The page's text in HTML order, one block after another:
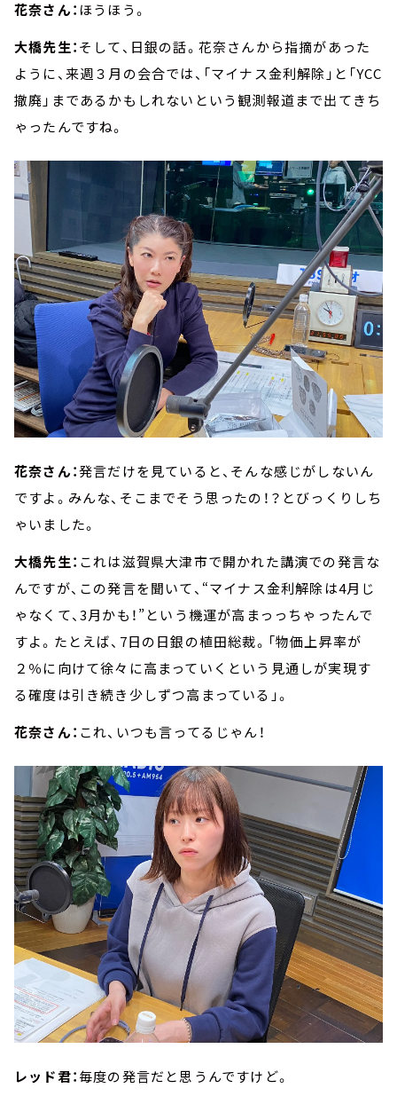
花奈さん：ほうほう。
大橋先生：そして、日銀の話。花奈さんから指摘があった
ように、来週３月の会合では、「マイナス金利解除」と「YCC
撤廃」まであるかもしれないという観測報道まで出てきち
ゃったんですね。
花奈さん：発言だけを見ていると、そんな感じがしないん
ですよ。みんな、そこまでそう思ったの！？とびっくりしち
ゃいました。
大橋先生： これは滋賀県大津市で開かれた講演での発言な
んですが、この発言を聞いて、“マイナス金利解除は4月じ
ゃなくて、3月かも！”という機運が高まっっちゃったんで
すよ。たとえば、7日の日銀の植田総裁。「物価上昇率が
２％に向けて徐々に高まっていくという見通しが実現す
る確度は引き続き少しずつ高まっている」。
花奈さん： これ、いつも言ってるじゃん！
レッド君：毎度の発言だと思うんですけど。